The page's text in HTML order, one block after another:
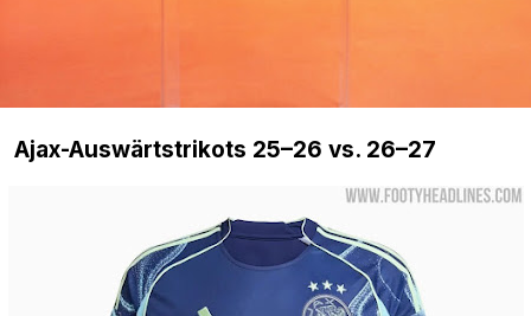
Ajax-Auswärtstrikots 25–26 vs. 26–27